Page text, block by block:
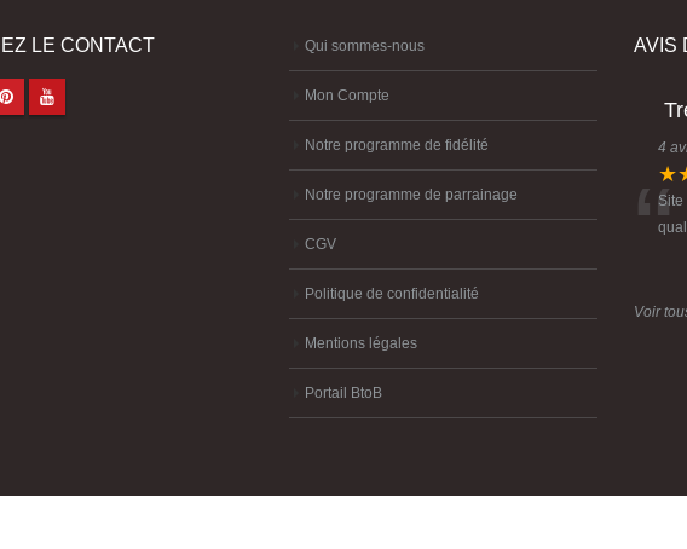
LE CONTACT Qui sommes-nous
Mon Compte
Notre programme de fidélité
Notre programme de parrainage
CGV
Politique de confidentialité
Mentions légales
Portail BtoB
AVIS
4
“
Site
Voir